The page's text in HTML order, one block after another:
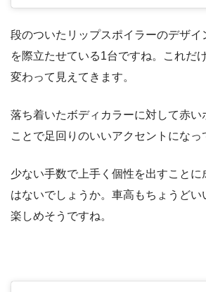
段のついたリップスポイラーのデザイ
を際立たせている1台ですね。これだ
変わって見えてきます。
落ち着いたボディカラーに対して赤い
ことで足回りのいいアクセントになっ
少ない手数で上手く個性を出すこと
はないでしょうか。車高もちょうどい
楽しめそうですね。